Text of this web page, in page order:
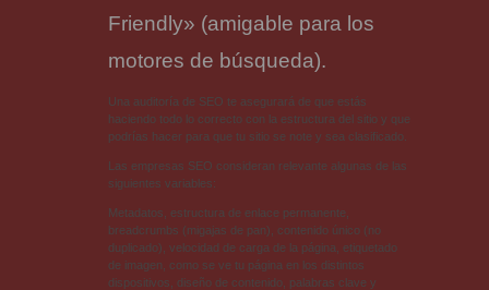
Friendly» (amigable para los
motores de búsqueda).
Una auditoría de SEO te asegurará de que estás
haciendo todo lo correcto con la estructura del sitio y que
podrías hacer para que tu sitio se note y sea clasificado.
Las empresas SEO consideran relevante algunas de las
siguientes variables:
Metadatos, estructura de enlace permanente,
breadcrumbs (migajas de pan), contenido único (no
duplicado), velocidad de carga de la página, etiquetado
de imagen, como se ve tu página en los distintos
dispositivos, diseño de contenido, palabras clave y